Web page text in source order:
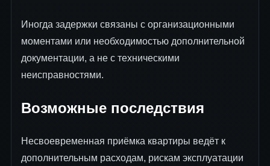
Иногда задержки связаны с организационными
моментами или необходимостью дополнительной
документации, а не с техническими
неисправностями.
Возможные последствия
Несвоевременная приёмка квартиры ведёт к
дополнительным расходам, рискам эксплуатации